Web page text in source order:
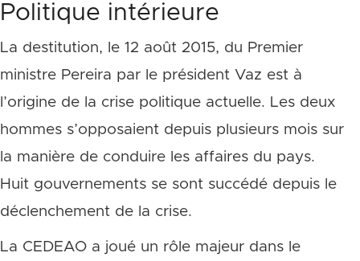
Politique intérieure
La destitution, le 12 août 2015, du Premier
ministre Pereira par le président Vaz est à
l’origine de la crise politique actuelle. Les deux
hommes s’opposaient depuis plusieurs mois sur
la manière de conduire les affaires du pays.
Huit gouvernements se sont succédé depuis le
déclenchement de la crise.
La CEDEAO a joué un rôle majeur dans le